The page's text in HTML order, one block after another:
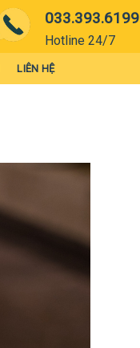
033.393.6199
Hotline 24/7
LIÊN HỆ